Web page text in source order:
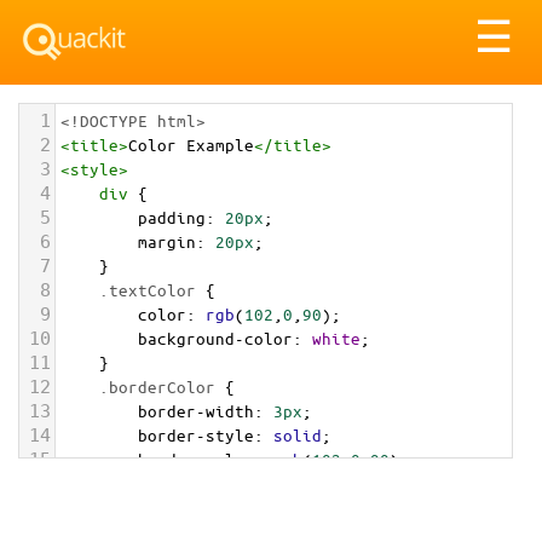
☰
1 <!DOCTYPE html>
2 <title>Color Example</title>
3 <style>
4 div {
5 padding: 20px;
6 margin: 20px;
7 }
8 .textColor {
9 color: rgb(102 0 90);
10 background-color: white;
11 }
12 .borderColor {
13 border-width: 3px;
14 border-style: solid;
15 border-color: rgb(102,0,90);